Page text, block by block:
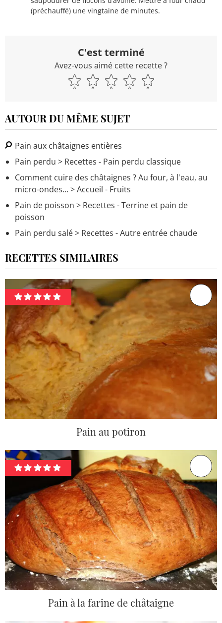
(préchauffé) une vingtaine de minutes.
C'est terminé
Avez-vous aimé cette recette ?
AUTOUR DU MÊME SUJET
Pain aux châtaignes entières
Pain perdu > Recettes - Pain perdu classique
Comment cuire des châtaignes ? Au four, à l'eau, au
micro-ondes... > Accueil - Fruits
Pain de poisson > Recettes - Terrine et pain de
poisson
Pain perdu salé> Recettes - Autre entrée chaude
RECETTES SIMILAIRES
Pain au potiron
Pain à la farine de châtaigne